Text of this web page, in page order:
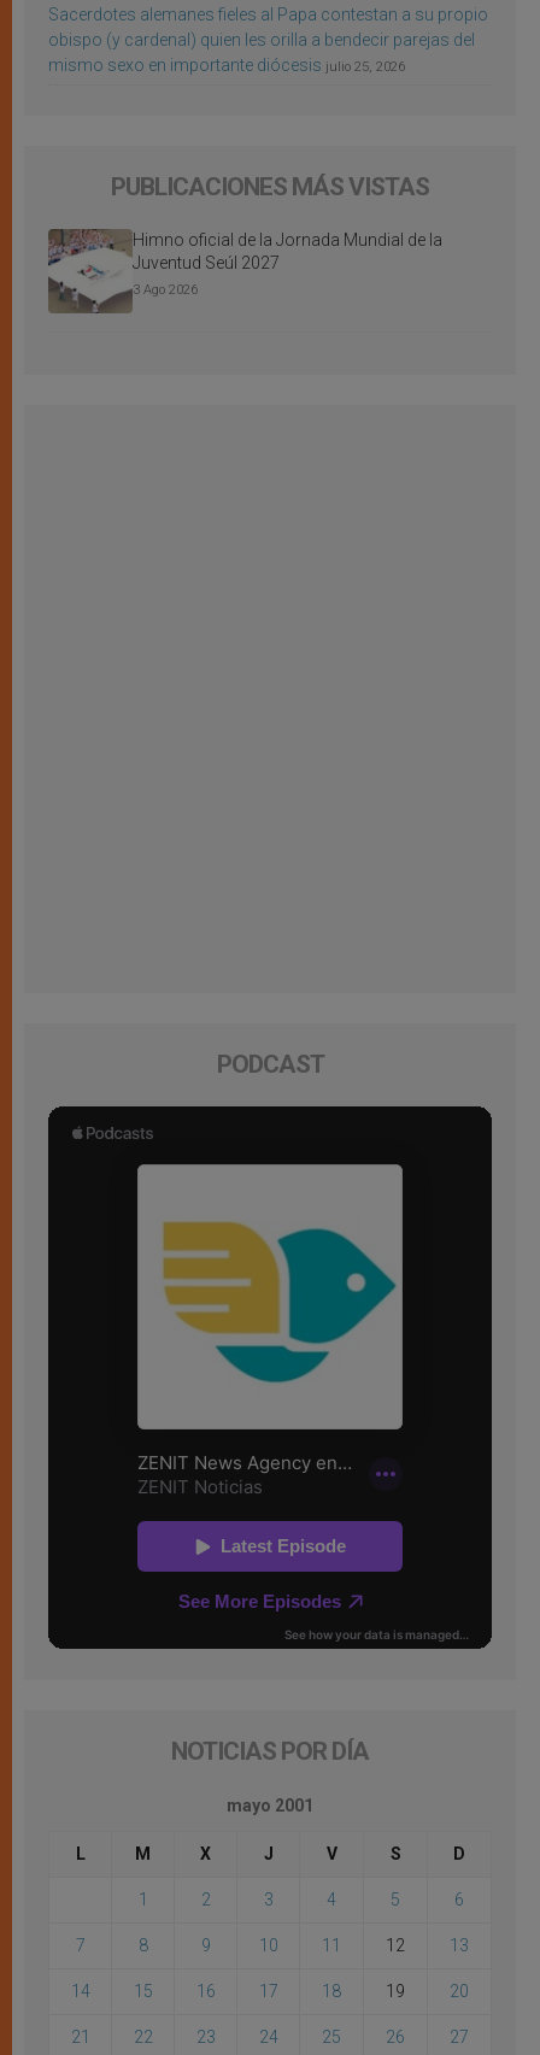
Sacerdotes alemanes fieles al Papa contestan a su propio
obispo (y cardenal) quien les orilla a bendecir parejas del
mismo sexo en importante diócesis julio 25, 2026
PUBLICACIONES MÁS VISTAS
Himno oficial de la Jornada Mundial de la
Juventud Seúl 2027
3 Ago 2026
PODCAST
NOTICIAS POR DÍA
mayo 2001
L M X J V S D
1 2 3 4 5 6
7 8 9 10 11 12 13
14 15 16 17 18 19 20
21 22 23 24 25 26 27